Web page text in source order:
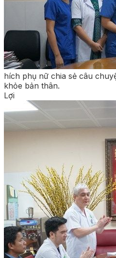
hích phụ nữ chia sẻ câu
khỏe bản thân.
Lợi